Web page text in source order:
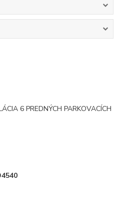
6 PREDNÝCH PARKOVACÍCH